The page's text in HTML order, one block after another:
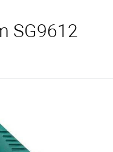
SG9612